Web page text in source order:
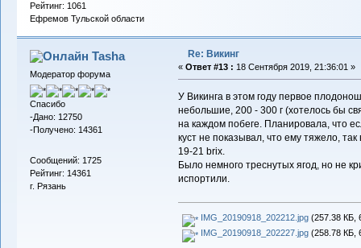
Рейтинг: 1061
Ефремов Тульской области
Tasha
Модератор форума
Спасибо
-Дано: 12750
-Получено: 14361
Сообщений: 1725
Рейтинг: 14361
г. Рязань
Re: Викинг
« Ответ #13 : 18 Сентября 2019, 21:36:01 »
У Викинга в этом году первое
небольшие, 200 - 300 г (хотелось бы
на каждом побеге. Планировала, что
куст не показывал, что ему тяжело,
19-21 brix.
Было немного треснутых ягод, но не
испортили.
IMG_20190918_202212.jpg(257.38 КБ,
IMG_20190918_202227.jpg(258.78 КБ,